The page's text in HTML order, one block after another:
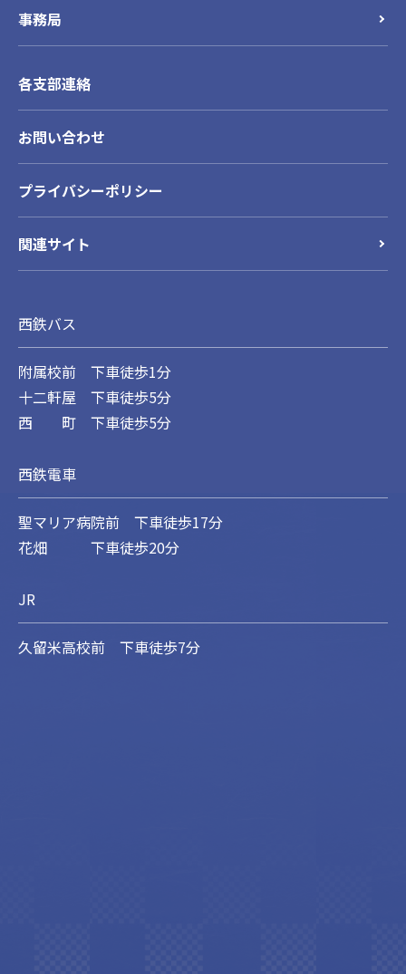
事務局
各支部連絡
お問い合わせ
プライバシーポリシー
関連サイト
西鉄バス
附属校前 下車徒歩1分
十二軒屋 下車徒歩5分
西 町 下車徒歩5分
西鉄電車
聖マリア病院前 下車徒歩17分
花畑 下車徒歩20分
JR
久留米高校前 下車徒歩7分